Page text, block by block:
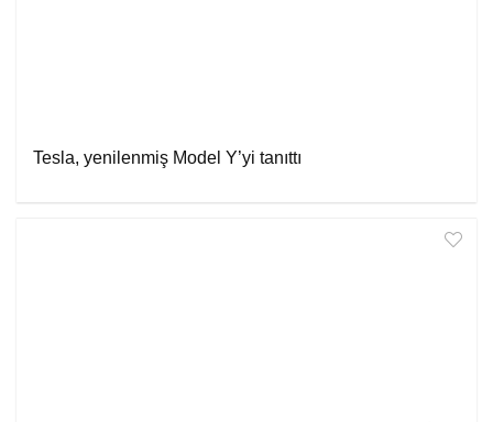
Tesla, yenilenmiş Model Y’yi tanıttı